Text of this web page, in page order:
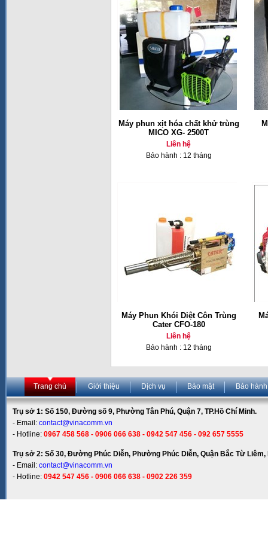
Máy phun xịt hóa chất khử trùng
MICO XG- 2500T
Liên hệ
Bảo hành : 12 tháng
Máy Phun Khói Diệt Côn Trùng
Cater CFO-180
Liên hệ
Bảo hành : 12 tháng
Trang chủ Giới thiệu Dịch vụ Bảo mật Bảo hành
Trụ sở 1: Số 150, Đường số 9, Phường Tân Phú, Quận 7, TP.Hồ Chí Minh.
- Email: contact@vinacomm.vn
- Hotline: 0967 458 568 - 0906 066 638 - 0942 547 456 - 092 657 5555
Trụ sở 2: Số 30, Đường Phúc Diễn, Phường Phúc Diễn, Quận Bắc Từ Liêm,
- Email: contact@vinacomm.vn
- Hotline: 0942 547 456 - 0906 066 638 - 0902 226 359